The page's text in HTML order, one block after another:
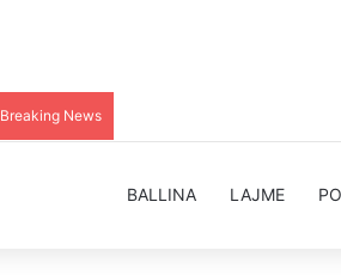
Breaking News
BALLINA LAJME